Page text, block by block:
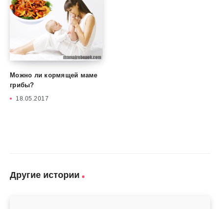
Можно ли кормящей маме
грибы?
18.05.2017
Другие истории